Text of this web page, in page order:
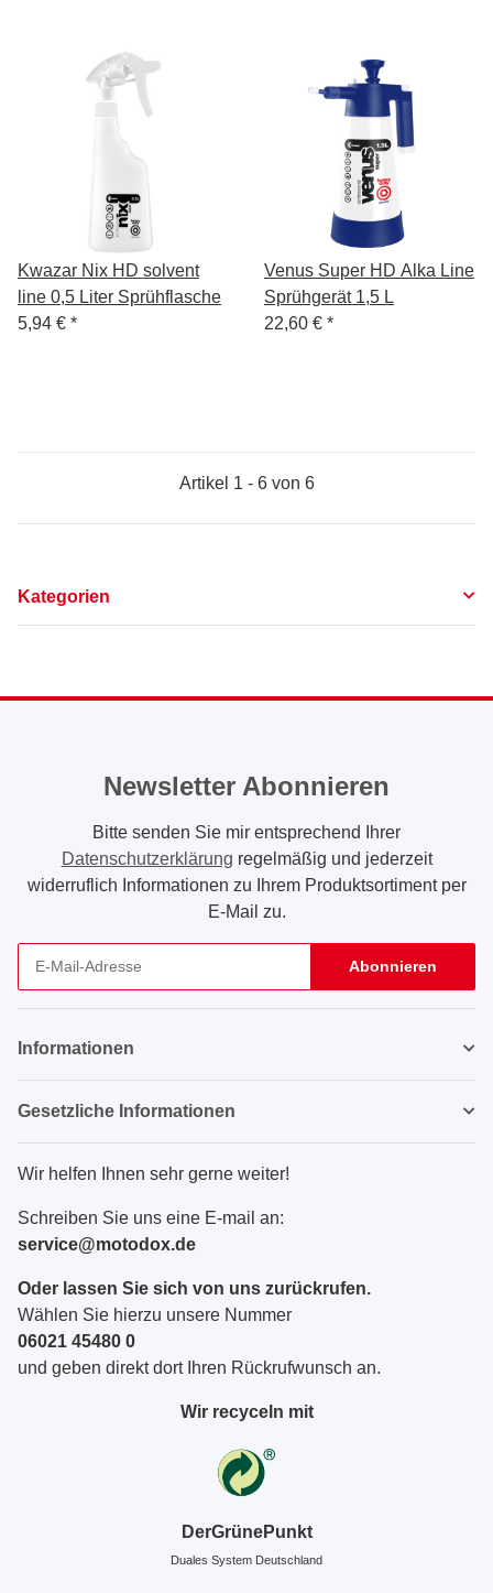
Kwazar Nix HD solvent
line 0,5 Liter Sprühflasche
5,94 € *
Venus Super HD Alka Line
Sprühgerät 1,5 L
22,60 € *
Artikel 1 - 6 von 6
Kategorien
Newsletter Abonnieren
Bitte senden Sie mir entsprechend Ihrer
Datenschutzerklärung regelmäßig und jederzeit
widerruflich Informationen zu Ihrem Produktsortiment per
E-Mail zu.
Abonnieren
Informationen
Gesetzliche Informationen
Wir helfen Ihnen sehr gerne weiter!
Schreiben Sie uns eine E-mail an:
service@motodox.de
Oder lassen Sie sich von uns zurückrufen.
Wählen Sie hierzu unsere Nummer
06021 45480 0
und geben direkt dort Ihren Rückrufwunsch an.
Wir recyceln mit
DerGrünePunkt
Duales System Deutschland